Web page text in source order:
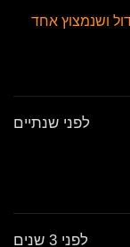
ושנמצוץ אחד
לפני שנתיים
לפני 3 שנים